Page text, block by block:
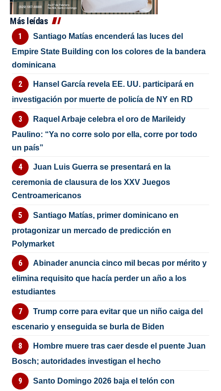
Más leídas
Santiago Matías encenderá las luces del
Empire State Building con los colores de la bandera
dominicana
Hansel García revela EE. UU. participará en
investigación por muerte de policía de NY en RD
Raquel Arbaje celebra el oro de Marileidy
Paulino: “Ya no corre solo por ella, corre por todo
un país”
Juan Luis Guerra se presentará en la
ceremonia de clausura de los XXV Juegos
Centroamericanos
Santiago Matías, primer dominicano en
protagonizar un mercado de predicción en
Polymarket
Abinader anuncia cinco mil becas por mérito y
elimina requisito que hacía perder un año a los
estudiantes
Trump corre para evitar que un niño caiga del
escenario y enseguida se burla de Biden
Hombre muere tras caer desde el puente Juan
Bosch; autoridades investigan el hecho
Santo Domingo 2026 baja el telón con